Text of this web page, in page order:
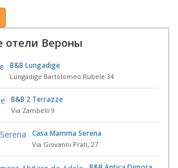
отели Вероны
B&B Lungadige
Lungadige Bartolomeo Rubele 34
B&B 2 Terrazze
Via Zambelli 9
Casa Mamma Serena
Via Giovanni Prati, 27